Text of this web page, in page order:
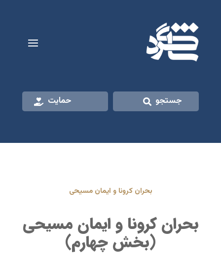
جستجو حمایت
بحران کرونا و ایمان مسیحی
بحران کرونا و ایمان مسیحی
(بخش چهارم)